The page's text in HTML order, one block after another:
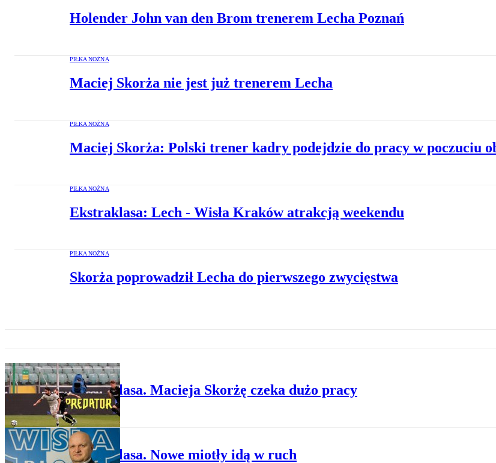
Holender John van den Brom trenerem Lecha Poznań
PIŁKA NOŻNA
Maciej Skorża nie jest już trenerem Lecha
PIŁKA NOŻNA
Maciej Skorża: Polski trener kadry podejdzie do pracy w poczuciu
PIŁKA NOŻNA
Ekstraklasa: Lech - Wisła Kraków atrakcją weekendu
PIŁKA NOŻNA
Skorża poprowadził Lecha do pierwszego zwycięstwa
PIŁKA NOŻNA
Ekstraklasa. Macieja Skorżę czeka dużo pracy
PIŁKA NOŻNA
Ekstraklasa. Nowe miotły idą w ruch